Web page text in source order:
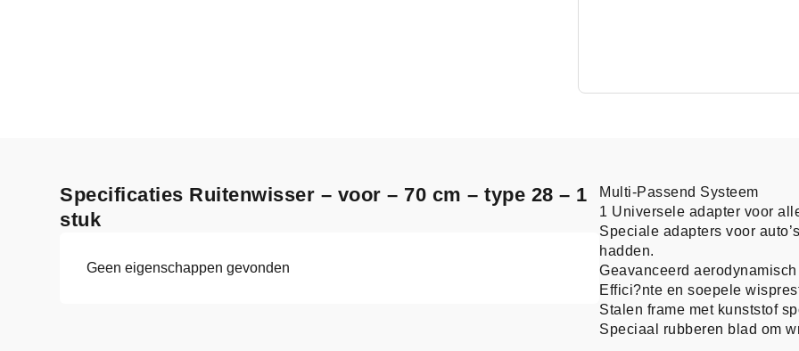
Specificaties Ruitenwisser – voor – 70 cm – type 28 – 1
stuk
Geen eigenschappen gevonden
Multi-Passend Systeem
1 Universele adapter voor
Speciale adapters voor
hadden.
Geavanceerd
Effici?nte en soepele
Stalen frame met kunststof
Speciaal rubberen blad om